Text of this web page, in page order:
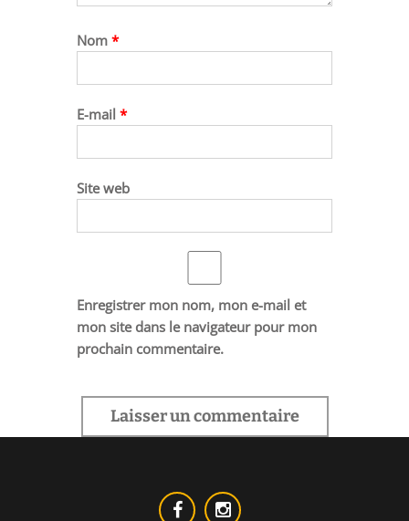
Nom *
E-mail *
Site web
Enregistrer mon nom, mon e-mail et
mon site dans le navigateur pour mon
prochain commentaire.